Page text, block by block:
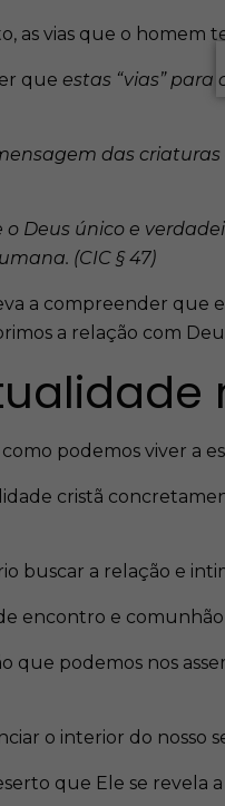
as vias que o homem
que estas “vias”
das
Deus único e
(CIC § 47)
a compreender que
a relação com
podemos viver a
cristã
buscar a relação e
encontro e comunhão
que podemos nos
o interior do
que Ele se revela